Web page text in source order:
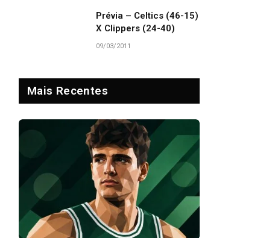
Prévia – Celtics (46-15)
X Clippers (24-40)
09/03/2011
Mais Recentes